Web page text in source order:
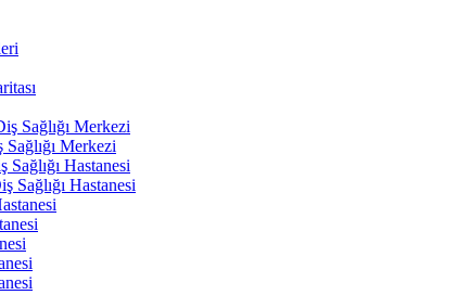
Sağlığı Merkezi
Merkezi
Hastanesi
Sağlığı Hastanesi